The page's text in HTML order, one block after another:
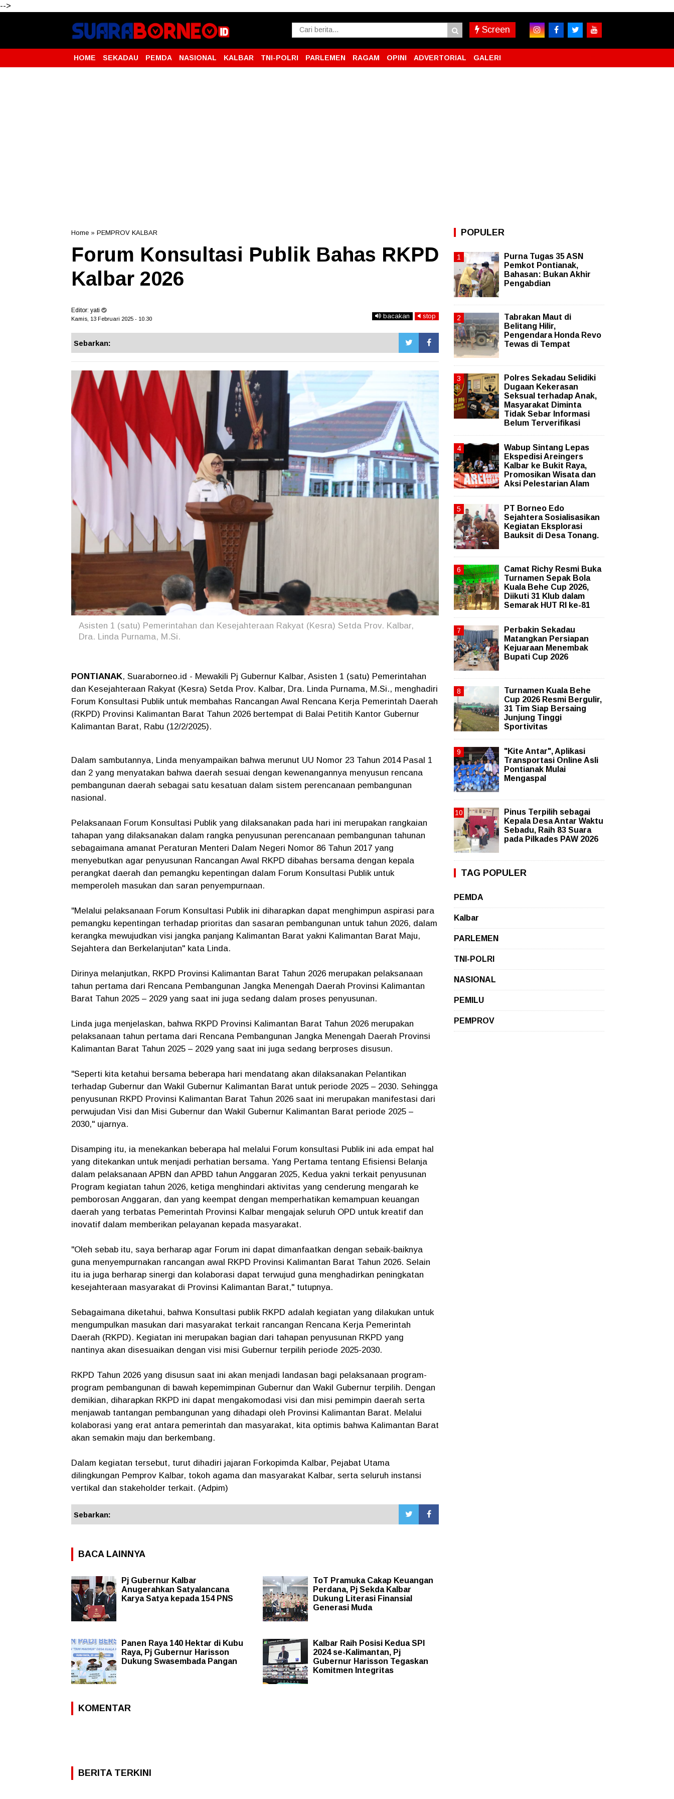
-->
Screen
HOME SEKADAU PEMDA NASIONAL KALBAR TNI-POLRI PARLEMEN RAGAM OPINI ADVERTORIAL GALERI
Home » PEMPROV KALBAR
Forum Konsultasi Publik Bahas RKPD
Kalbar 2026
Editor: yati
Kamis, 13 Februari 2025 - 10.30 bacakan stop
Sebarkan:
Asisten 1 (satu) Pemerintahan dan Kesejahteraan Rakyat (Kesra) Setda Prov. Kalbar,
Dra. Linda Purnama, M.Si.
PONTIANAK, Suaraborneo.id - Mewakili Pj Gubernur Kalbar, Asisten 1 (satu) Pemerintahan
dan Kesejahteraan Rakyat (Kesra) Setda Prov. Kalbar, Dra. Linda Purnama, M.Si., menghadiri
Forum Konsultasi Publik untuk membahas Rancangan Awal Rencana Kerja Pemerintah Daerah
(RKPD) Provinsi Kalimantan Barat Tahun 2026 bertempat di Balai Petitih Kantor Gubernur
Kalimantan Barat, Rabu (12/2/2025).
Dalam sambutannya, Linda menyampaikan bahwa merunut UU Nomor 23 Tahun 2014 Pasal 1
dan 2 yang menyatakan bahwa daerah sesuai dengan kewenangannya menyusun rencana
pembangunan daerah sebagai satu kesatuan dalam sistem perencanaan pembangunan
nasional.
Pelaksanaan Forum Konsultasi Publik yang dilaksanakan pada hari ini merupakan rangkaian
tahapan yang dilaksanakan dalam rangka penyusunan perencanaan pembangunan tahunan
sebagaimana amanat Peraturan Menteri Dalam Negeri Nomor 86 Tahun 2017 yang
menyebutkan agar penyusunan Rancangan Awal RKPD dibahas bersama dengan kepala
perangkat daerah dan pemangku kepentingan dalam Forum Konsultasi Publik untuk
memperoleh masukan dan saran penyempurnaan.
"Melalui pelaksanaan Forum Konsultasi Publik ini diharapkan dapat menghimpun aspirasi para
pemangku kepentingan terhadap prioritas dan sasaran pembangunan untuk tahun 2026, dalam
kerangka mewujudkan visi jangka panjang Kalimantan Barat yakni Kalimantan Barat Maju,
Sejahtera dan Berkelanjutan" kata Linda.
Dirinya melanjutkan, RKPD Provinsi Kalimantan Barat Tahun 2026 merupakan pelaksanaan
tahun pertama dari Rencana Pembangunan Jangka Menengah Daerah Provinsi Kalimantan
Barat Tahun 2025 – 2029 yang saat ini juga sedang dalam proses penyusunan.
Linda juga menjelaskan, bahwa RKPD Provinsi Kalimantan Barat Tahun 2026 merupakan
pelaksanaan tahun pertama dari Rencana Pembangunan Jangka Menengah Daerah Provinsi
Kalimantan Barat Tahun 2025 – 2029 yang saat ini juga sedang berproses disusun.
"Seperti kita ketahui bersama beberapa hari mendatang akan dilaksanakan Pelantikan
terhadap Gubernur dan Wakil Gubernur Kalimantan Barat untuk periode 2025 – 2030. Sehingga
penyusunan RKPD Provinsi Kalimantan Barat Tahun 2026 saat ini merupakan manifestasi dari
perwujudan Visi dan Misi Gubernur dan Wakil Gubernur Kalimantan Barat periode 2025 –
2030," ujarnya.
Disamping itu, ia menekankan beberapa hal melalui Forum konsultasi Publik ini ada empat hal
yang ditekankan untuk menjadi perhatian bersama. Yang Pertama tentang Efisiensi Belanja
dalam pelaksanaan APBN dan APBD tahun Anggaran 2025, Kedua yakni terkait penyusunan
Program kegiatan tahun 2026, ketiga menghindari aktivitas yang cenderung mengarah ke
pemborosan Anggaran, dan yang keempat dengan memperhatikan kemampuan keuangan
daerah yang terbatas Pemerintah Provinsi Kalbar mengajak seluruh OPD untuk kreatif dan
inovatif dalam memberikan pelayanan kepada masyarakat.
"Oleh sebab itu, saya berharap agar Forum ini dapat dimanfaatkan dengan sebaik-baiknya
guna menyempurnakan rancangan awal RKPD Provinsi Kalimantan Barat Tahun 2026. Selain
itu ia juga berharap sinergi dan kolaborasi dapat terwujud guna menghadirkan peningkatan
kesejahteraan masyarakat di Provinsi Kalimantan Barat," tutupnya.
Sebagaimana diketahui, bahwa Konsultasi publik RKPD adalah kegiatan yang dilakukan untuk
mengumpulkan masukan dari masyarakat terkait rancangan Rencana Kerja Pemerintah
Daerah (RKPD). Kegiatan ini merupakan bagian dari tahapan penyusunan RKPD yang
nantinya akan disesuaikan dengan visi misi Gubernur terpilih periode 2025-2030.
RKPD Tahun 2026 yang disusun saat ini akan menjadi landasan bagi pelaksanaan program-
program pembangunan di bawah kepemimpinan Gubernur dan Wakil Gubernur terpilih. Dengan
demikian, diharapkan RKPD ini dapat mengakomodasi visi dan misi pemimpin daerah serta
menjawab tantangan pembangunan yang dihadapi oleh Provinsi Kalimantan Barat. Melalui
kolaborasi yang erat antara pemerintah dan masyarakat, kita optimis bahwa Kalimantan Barat
akan semakin maju dan berkembang.
Dalam kegiatan tersebut, turut dihadiri jajaran Forkopimda Kalbar, Pejabat Utama
dilingkungan Pemprov Kalbar, tokoh agama dan masyarakat Kalbar, serta seluruh instansi
vertikal dan stakeholder terkait. (Adpim)
Sebarkan:
BACA LAINNYA
Pj Gubernur Kalbar
Anugerahkan Satyalancana
Karya Satya kepada 154 PNS
ToT Pramuka Cakap Keuangan
Perdana, Pj Sekda Kalbar
Dukung Literasi Finansial
Generasi Muda
Panen Raya 140 Hektar di Kubu
Raya, Pj Gubernur Harisson
Dukung Swasembada Pangan
Kalbar Raih Posisi Kedua SPI
2024 se-Kalimantan, Pj
Gubernur Harisson Tegaskan
Komitmen Integritas
KOMENTAR
BERITA TERKINI
POPULER
Purna Tugas 35 ASN
Pemkot Pontianak,
Bahasan: Bukan Akhir
Pengabdian
Tabrakan Maut di
Belitang Hilir,
Pengendara Honda Revo
Tewas di Tempat
Polres Sekadau Selidiki
Dugaan Kekerasan
Seksual terhadap Anak,
Masyarakat Diminta
Tidak Sebar Informasi
Belum Terverifikasi
Wabup Sintang Lepas
Ekspedisi Areingers
Kalbar ke Bukit Raya,
Promosikan Wisata dan
Aksi Pelestarian Alam
PT Borneo Edo
Sejahtera Sosialisasikan
Kegiatan Eksplorasi
Bauksit di Desa Tonang.
Camat Richy Resmi Buka
Turnamen Sepak Bola
Kuala Behe Cup 2026,
Diikuti 31 Klub dalam
Semarak HUT RI ke-81
Perbakin Sekadau
Matangkan Persiapan
Kejuaraan Menembak
Bupati Cup 2026
Turnamen Kuala Behe
Cup 2026 Resmi Bergulir,
31 Tim Siap Bersaing
Junjung Tinggi
Sportivitas
"Kite Antar", Aplikasi
Transportasi Online Asli
Pontianak Mulai
Mengaspal
Pinus Terpilih sebagai
Kepala Desa Antar Waktu
Sebadu, Raih 83 Suara
pada Pilkades PAW 2026
TAG POPULER
PEMDA
Kalbar
PARLEMEN
TNI-POLRI
NASIONAL
PEMILU
PEMPROV